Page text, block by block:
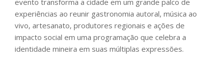
experiências ao reunir gastronomia autoral, música ao
vivo, artesanato, produtores regionais e ações de
impacto social em uma programação que celebra a
identidade mineira em suas múltiplas expressões.